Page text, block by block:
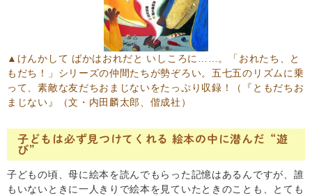
▲けんかして ばかはおれだと いしころに……。「おれたち、と
もだち！」シリーズの仲間たちが勢ぞろい。五七五のリズムに乗
って、素敵な友だちおまじないをたっぷり収録！（
『ともだちお
まじない』
（文・内田麟太郎、偕成社）
子どもは必ず見つけてくれる 絵本の中に潜んだ“遊
び”
子どもの頃、母に絵本を読んでもらった記憶はあるんですが、誰
もいないときに一人きりで絵本を見ていたときのことも、とても